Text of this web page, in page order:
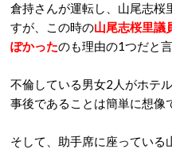
倉持さんが運転し、山尾志桜
すが、この時の山尾志桜里議
ぽかったのも理由の1つだと
不倫している男女2人がホテ
事後であることは簡単に想像
そして、助手席に座っている